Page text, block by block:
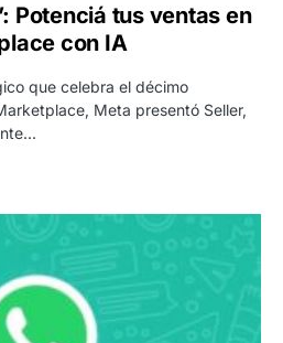
Potenciá tus ventas en
con IA
que celebra el décimo
Meta presentó Seller,